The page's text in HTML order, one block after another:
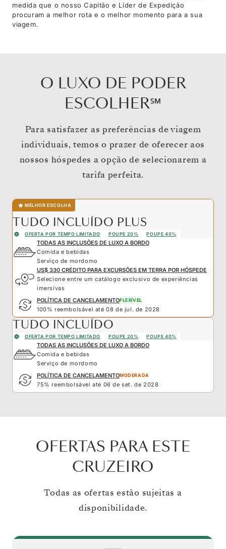
medida que o nosso Capitão e Líder de Expedição
procuram a melhor rota e o melhor momento para a sua
viagem.
O LUXO DE PODER
ESCOLHER℠
Para satisfazer as preferências de viagem
individuais, temos o prazer de oferecer aos
nossos hóspedes a opção de selecionarem a
tarifa perfeita.
MELHOR ESCOLHA
TUDO INCLUÍDO PLUS
OFERTA POR TEMPO LIMITADO POUPE 20% POUPE 40%
TODAS AS INCLUSÕES DE LUXO A BORDO
Comida e bebidas
Serviço de mordomo
US$ 330 CRÉDITO PARA EXCURSÕES EM TERRA POR HÓSPEDE
Selecione entre um catálogo exclusivo de experiências
imersivas
POLÍTICA DE CANCELAMENTOFLEXÍVEL
100% reembolsável até 08 de jul. de 2028
TUDO INCLUÍDO
OFERTA POR TEMPO LIMITADO POUPE 20% POUPE 40%
TODAS AS INCLUSÕES DE LUXO A BORDO
Comida e bebidas
Serviço de mordomo
POLÍTICA DE CANCELAMENTOMODERADA
75% reembolsável até 06 de set. de 2028
OFERTAS PARA ESTE
CRUZEIRO
Todas as ofertas estão sujeitas a
disponibilidade.